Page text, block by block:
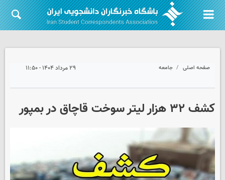
صفحه اصلی جامعه ۲۹ مرداد ۱۴۰۴ - ۱۱:۵۰
کشف ۳۲ هزار لیتر سوخت قاچاق در بمپور